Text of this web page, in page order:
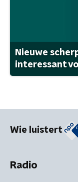
Nieuwe
interessant
Wie luistert
Radio